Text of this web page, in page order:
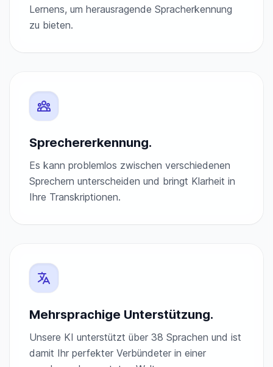
Lernens, um herausragende Spracherkennung
zu bieten.
Sprechererkennung.
Es kann problemlos zwischen verschiedenen
Sprechern unterscheiden und bringt Klarheit in
Ihre Transkriptionen.
Mehrsprachige Unterstützung.
Unsere KI unterstützt über 38 Sprachen und ist
damit Ihr perfekter Verbündeter in einer